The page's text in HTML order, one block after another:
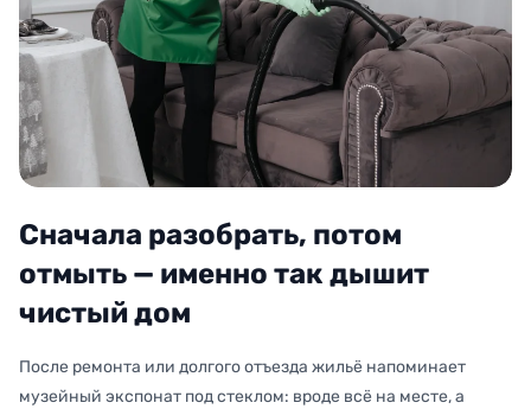
Сначала разобрать, потом
отмыть — именно так дышит
чистый дом
После ремонта или долгого отъезда жильё напоминает
музейный экспонат под стеклом: вроде всё на месте, а